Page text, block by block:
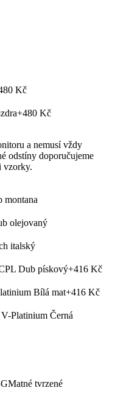
Kč
+480 Kč
a nemusí vždy
odstíny doporučujeme
vzorky.
montana
olejovaný
italský
Dub pískový+416 Kč
Bílá mat+416 Kč
Platinium Černá
Matné tvrzené